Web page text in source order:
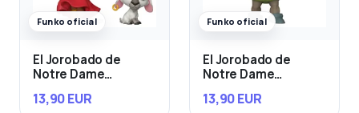
Funko oficial
El Jorobado de
Notre Dame
13,90 EUR
Funko oficial
El Jorobado de
Notre Dame
13,90 EUR